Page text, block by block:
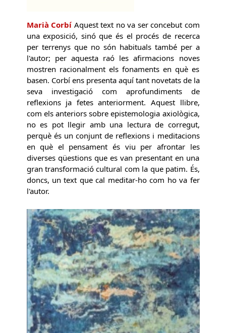
Marià Corbí Aquest text no va ser concebut com
una exposició, sinó que és el procés de recerca
per terrenys que no són habituals també per a
l'autor; per aquesta raó les afirmacions noves
mostren racionalment els fonaments en què es
basen. Corbí ens presenta aquí tant novetats de la
seva investigació com aprofundiments de
reflexions ja fetes anteriorment. Aquest llibre,
com els anteriors sobre epistemologia axiològica,
no es pot llegir amb una lectura de corregut,
perquè és un conjunt de reflexions i meditacions
en què el pensament és viu per afrontar les
diverses qüestions que es van presentant en una
gran transformació cultural com la que patim. És,
doncs, un text que cal meditar-ho com ho va fer
l'autor.